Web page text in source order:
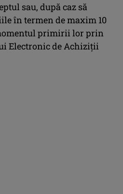
sau, după caz să
în termen de maxim 10
primirii lor prin
Electronic de Achiziţii